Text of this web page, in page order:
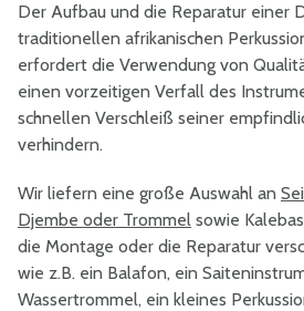
Der Aufbau und die Reparatur einer
traditionellen afrikanischen
erfordert die Verwendung von
einen vorzeitigen Verfall des
schnellen Verschleiß seiner
verhindern.
Wir liefern eine große Auswahl an
Djembe oder Trommel sowie
die Montage oder die Reparatur
wie z.B. ein Balafon, ein
Wassertrommel, ein kleines